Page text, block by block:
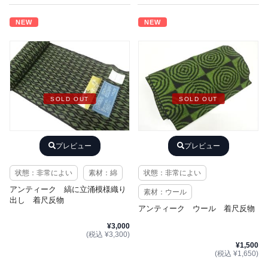
NEW
SOLD OUT
プレビュー
状態：非常によい 素材：綿
アンティーク 縞に立涌模様織り
出し 着尺反物
¥3,000
(税込 ¥3,300)
NEW
SOLD OUT
プレビュー
状態：非常によい
素材：ウール
アンティーク ウール 着尺反物
¥1,500
(税込 ¥1,650)